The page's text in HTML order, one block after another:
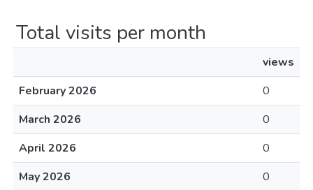
Total visits per month
views
February 2026
0
March 2026
0
April 2026
0
May 2026
0